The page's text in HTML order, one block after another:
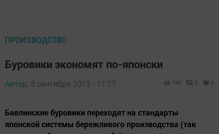
ПРОИЗВОДСТВО
Буровики экономят по-японски
Автор, 5 сентября 2013 - 11:17 758 0 0
Бавлинские буровики переходят на стандарты
японской системы бережливого производства (так